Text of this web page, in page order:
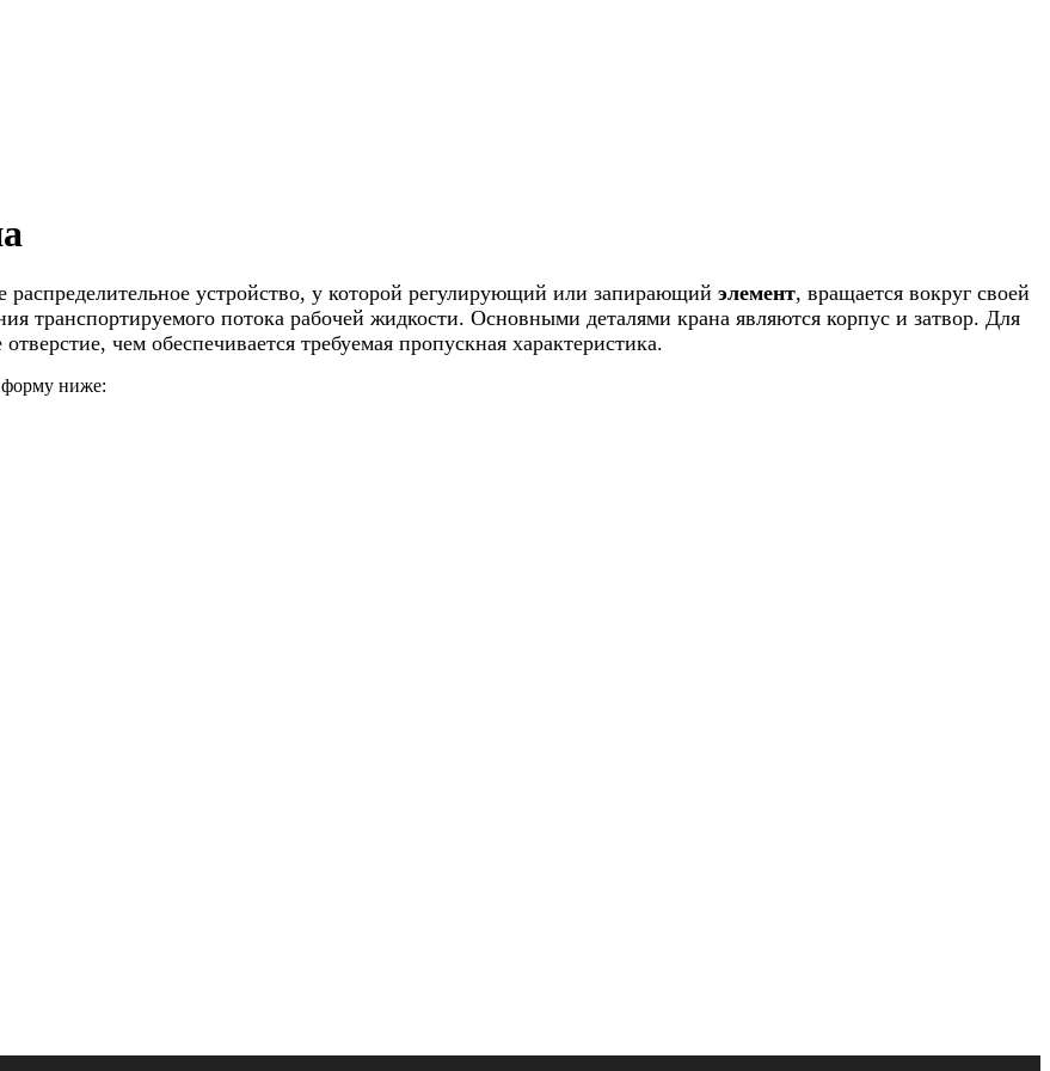
распределительное устройство, у которой регулирующий или запирающий элемент, вращается вокруг своей
транспортируемого потока рабочей жидкости. Основными деталями крана являются корпус и затвор. Для
чем обеспечивается требуемая пропускная характеристика.
форму ниже: